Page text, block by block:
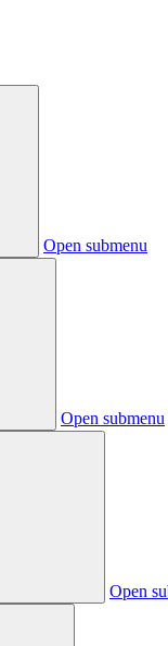
Open submenu
Open submenu
Open